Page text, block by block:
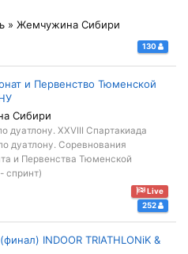
» Жемчужина Сибири
130
и Первенство Тюменской
Сибири
дуатлону. XXVIII Спартакиада
дуатлону. Соревнования
и Первенства Тюменской
спринт)
Live
252
INDOOR TRIATHLONiK &